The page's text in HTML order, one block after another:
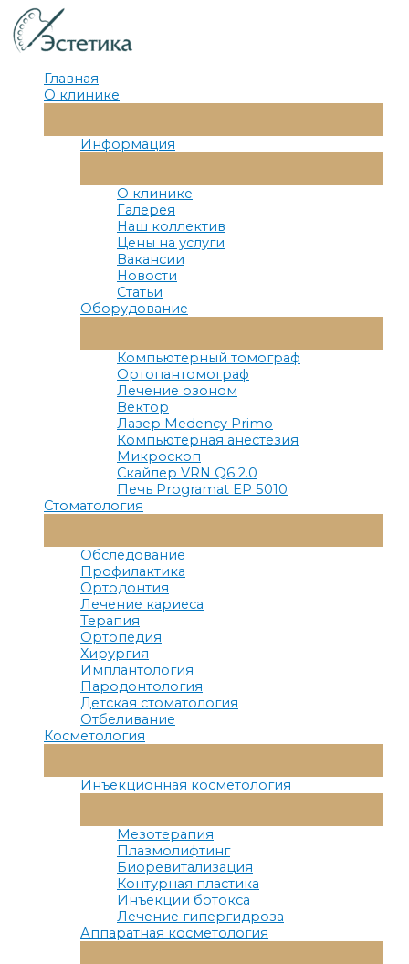
Перейти
к
содержимому
Главная
О клинике
Меню
Информация
Меню
О клинике
Галерея
Наш коллектив
Цены на услуги
Вакансии
Новости
Статьи
Оборудование
Меню
Компьютерный томограф
Ортопантомограф
Лечение озоном
Вектор
Лазер Medency Primo
Компьютерная анестезия
Микроскоп
Скайлер VRN Q6 2.0
Печь Programat EP 5010
Стоматология
Меню
Обследование
Профилактика
Ортодонтия
Лечение кариеса
Терапия
Ортопедия
Хирургия
Имплантология
Пародонтология
Детская стоматология
Отбеливание
Косметология
Меню
Инъекционная косметология
Меню
Мезотерапия
Плазмолифтинг
Биоревитализация
Контурная пластика
Инъекции ботокса
Лечение гипергидроза
Аппаратная косметология